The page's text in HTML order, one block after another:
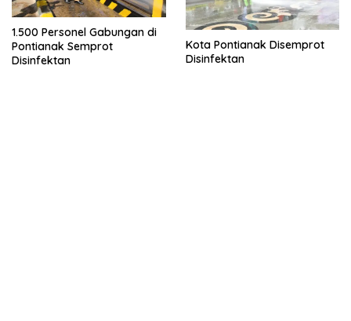
1.500 Personel Gabungan di
Pontianak Semprot
Disinfektan
Kota Pontianak Disemprot
Disinfektan